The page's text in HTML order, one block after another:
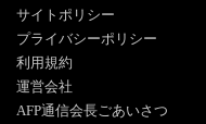
サイトポリシー
プライバシーポリシー
利用規約
運営会社
AFP通信会長ごあいさつ